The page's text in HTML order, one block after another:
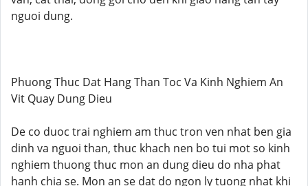
nguoi dung.
Phuong Thuc Dat Hang Than Toc Va Kinh Nghiem An
Vit Quay Dung Dieu
De co duoc trai nghiem am thuc tron ven nhat ben gia
dinh va nguoi than, thuc khach nen bo tui mot so kinh
nghiem thuong thuc mon an dung dieu do nha phat
hanh chia se. Mon an se dat do ngon ly tuong nhat khi